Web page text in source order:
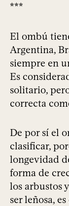
***
El ombú
Argentina,
siempre en
Es
solitario,
correcta
De por sí el
clasificar,
longevidad
forma de
los arbustos
ser leñosa,